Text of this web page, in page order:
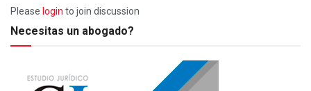
Please login to join discussion
Necesitas un abogado?